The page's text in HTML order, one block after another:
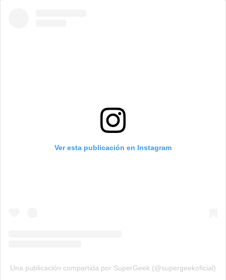
Ver esta publicación en Instagram
Una publicación compartida por SuperGeek (@supergeekoficial)